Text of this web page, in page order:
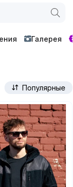
Галерея
Популярные